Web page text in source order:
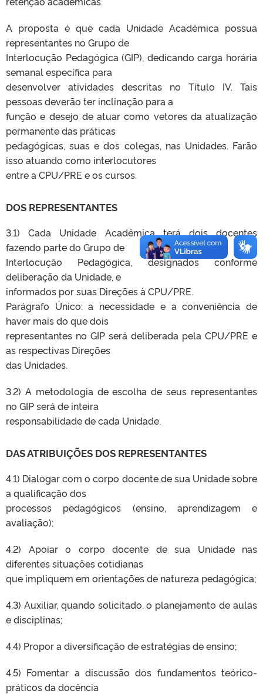
A proposta é que cada Unidade Acadêmica possua
representantes no Grupo de
Interlocução Pedagógica (GIP), dedicando carga horária
semanal específica para
desenvolver atividades descritas no Título IV. Tais
pessoas deverão ter inclinação para a
função e desejo de atuar como vetores da atualização
permanente das práticas
pedagógicas, suas e dos colegas, nas Unidades. Farão
isso atuando como interlocutores
entre a CPU/PRE e os cursos.
DOS REPRESENTANTES
3.1) Cada Unidade Acadêmica terá dois docentes
fazendo parte do Grupo de
Interlocução Pedagógica, designados conforme
deliberação da Unidade, e
informados por suas Direções à CPU/PRE.
Parágrafo Único: a necessidade e a conveniência de
haver mais do que dois
representantes no GIP será deliberada pela CPU/PRE e
as respectivas Direções
das Unidades.
3.2) A metodologia de escolha de seus representantes
no GIP será de inteira
responsabilidade de cada Unidade.
DAS ATRIBUIÇÕES DOS REPRESENTANTES
4.1) Dialogar com o corpo docente de sua Unidade sobre
a qualificação dos
processos pedagógicos (ensino, aprendizagem e
avaliação);
4.2) Apoiar o corpo docente de sua Unidade nas
diferentes situações cotidianas
que impliquem em orientações de natureza pedagógica;
4.3) Auxiliar, quando solicitado, o planejamento de aulas
e disciplinas;
4.4) Propor a diversificação de estratégias de ensino;
4.5) Fomentar a discussão dos fundamentos teórico-
práticos da docência